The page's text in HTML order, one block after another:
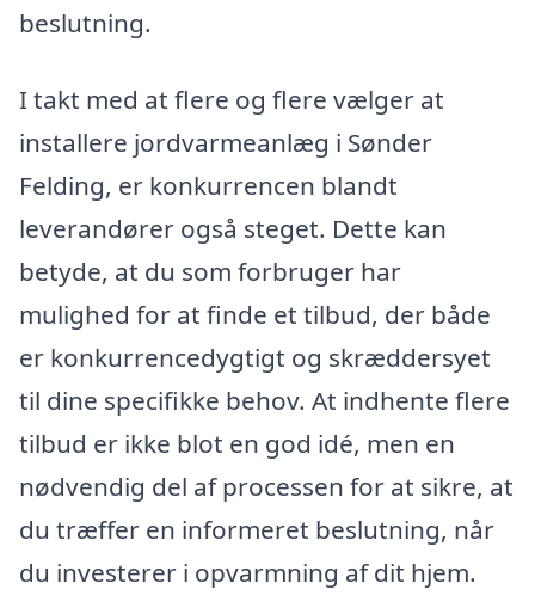
beslutning.
I takt med at flere og flere vælger at
installere jordvarmeanlæg i Sønder
Felding, er konkurrencen blandt
leverandører også steget. Dette kan
betyde, at du som forbruger har
mulighed for at finde et tilbud, der både
er konkurrencedygtigt og skræddersyet
til dine specifikke behov. At indhente flere
tilbud er ikke blot en god idé, men en
nødvendig del af processen for at sikre, at
du træffer en informeret beslutning, når
du investerer i opvarmning af dit hjem.